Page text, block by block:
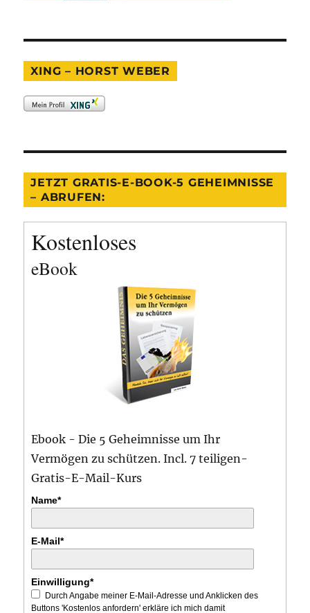
XING – HORST WEBER
JETZT GRATIS-E-BOOK-5 GEHEIMNISSE
– ABRUFEN:
Kostenloses
eBook
Ebook - Die 5 Geheimnisse um Ihr
Vermögen zu schützen. Incl. 7 teiligen-
Gratis-E-Mail-Kurs
Name*
E-Mail*
Einwilligung*
Durch Angabe meiner E-Mail-Adresse und Anklicken des
Buttons 'Kostenlos anfordern' erkläre ich mich damit